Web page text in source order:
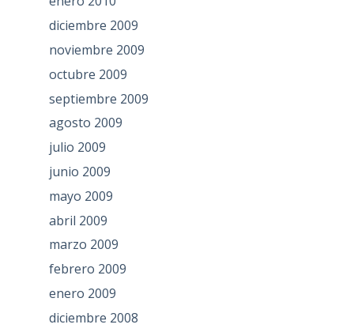
diciembre 2009
noviembre 2009
octubre 2009
septiembre 2009
agosto 2009
julio 2009
junio 2009
mayo 2009
abril 2009
marzo 2009
febrero 2009
enero 2009
diciembre 2008